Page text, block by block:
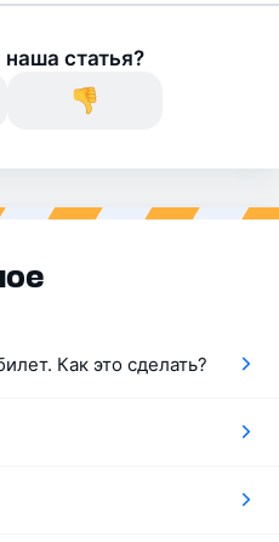
статья?
Как это сделать?